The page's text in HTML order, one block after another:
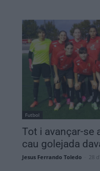
Futbol
Tot i avançar-se
cau golejada
Jesus Ferrando Toledo 28